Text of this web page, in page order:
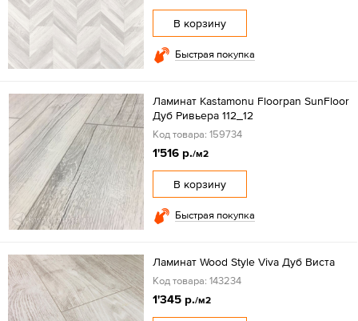
В корзину
Быстрая покупка
Ламинат Kastamonu Floorpan SunFloor
Дуб Ривьера 112_12
Код товара: 159734
1'516 р./м2
В корзину
Быстрая покупка
Ламинат Wood Style Viva Дуб Виста
Код товара: 143234
1'345 р./м2